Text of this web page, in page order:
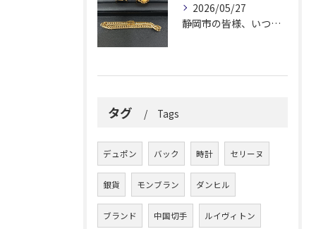
2026/05/27
静岡市の皆様、いつも大変お世話になっております。
タグ Tags
デュポン バック 時計 セリーヌ
銀貨 モンブラン ダンヒル
ブランド 中国切手 ルイヴィトン